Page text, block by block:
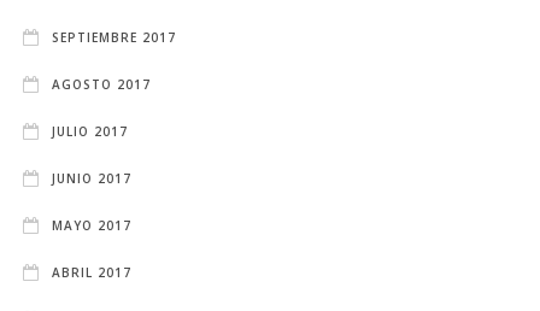
SEPTIEMBRE 2017
AGOSTO 2017
JULIO 2017
JUNIO 2017
MAYO 2017
ABRIL 2017